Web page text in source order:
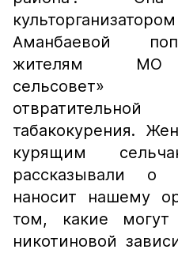
Аманбаевой
жителям МО
сельсовет»
табакокурения.
курящим
рассказывали
наносит нашему
том, какие могут
никотиновой